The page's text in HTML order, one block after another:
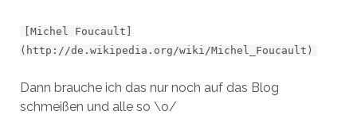
[Michel Foucault]
(http://de.wikipedia.org/wiki/Michel_Foucault)
Dann brauche ich das nur noch auf das Blog
schmeißen und alle so \o/